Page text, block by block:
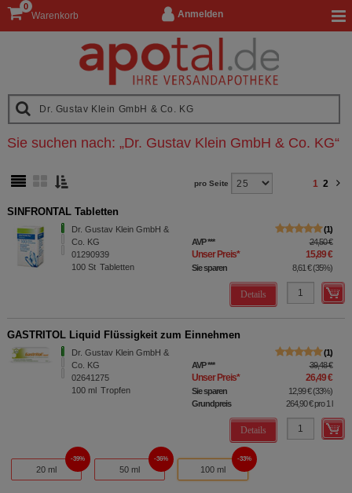
Anmelden
Warenkorb
0
Sie suchen nach: „Dr. Gustav Klein GmbH & Co. KG“
pro Seite 1 2
SINFRONTAL Tabletten
Dr. Gustav Klein GmbH &
Co. KG
01290939
100 St Tabletten
1
AVP*** 24,50 €
Unser Preis* 15,89 €
Sie sparen 8,61 €(35%)
Details
GASTRITOL Liquid Flüssigkeit zum Einnehmen
Dr. Gustav Klein GmbH &
Co. KG
02641275
100 ml Tropfen
1
AVP*** 39,48 €
Unser Preis* 26,49 €
Sie sparen 12,99 €(33%)
Grundpreis
264,90 €pro 1 l
Details
20 ml
39%
50 ml
36%
100 ml
33%